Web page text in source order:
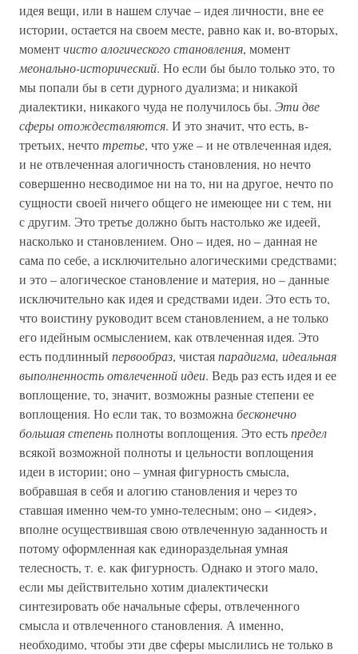
идея вещи, или в нашем случае – идея личности, вне ее
истории, остается на своем месте, равно как и, во-вторых,
моментчисто алогического становления, момент
меонально-исторический. Но если бы было только это, то
мы попали бы в сети дурного дуализма; и никакой
диалектики, никакого чуда не получилось бы. Эти две
сферы отождествляются. И это значит, что есть, в-
третьих, нечтотретье, что уже – и не отвлеченная идея,
и не отвлеченная алогичность становления, но нечто
совершенно несводимое ни на то, ни на другое, нечто по
сущности своей ничего общего не имеющее ни с тем, ни
с другим. Это третье должно быть настолько же идеей,
насколько и становлением. Оно – идея, но – данная не
сама по себе, а исключительно алогическими средствами;
и это – алогическое становление и материя, но – данные
исключительно как идея и средствами идеи. Это есть то,
что воистину руководит всем становлением, а не только
его идейным осмыслением, как отвлеченная идея. Это
есть подлинный первообраз, чистаяпарадигма, идеальная
выполненность отвлеченной идеи. Ведь раз есть идея и ее
воплощение, то, значит, возможны разные степени ее
воплощения. Но если так, то возможна бесконечно
большая степеньполноты воплощения. Это естьпредел
всякой возможной полноты и цельности воплощения
идеи в истории; оно – умная фигурность смысла,
вобравшая в себя и алогию становления и через то
ставшая именно чем-то умно-телесным; оно – <идея>,
вполне осуществившая свою отвлеченную заданность и
потому оформленная как единораздельная умная
телесность, т. е. как фигурность. Однако и этого мало,
если мы действительно хотим диалектически
синтезировать обе начальные сферы, отвлеченного
смысла и отвлеченного становления. А именно,
необходимо, чтобы эти две сферы мыслились не только в